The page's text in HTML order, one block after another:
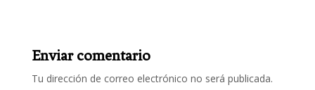
Enviar comentario
Tu dirección de correo electrónico no será publicada.